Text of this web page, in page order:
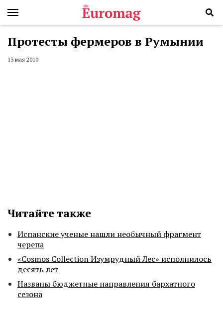
Протесты фермеров в Румынии
13 мая 2010
Читайте также
Испанские ученые нашли необычный фрагмент
черепа
«Cosmos Collection Изумрудный Лес» исполнилось
десять лет
Названы бюджетные направления бархатного
сезона